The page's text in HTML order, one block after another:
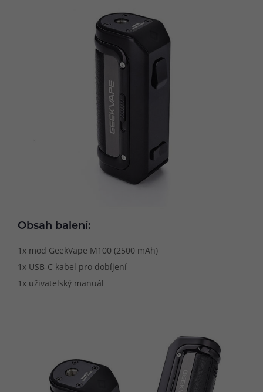
Obsah balení:
1x mod GeekVape M100 (2500 mAh)
1x USB-C kabel pro dobíjení
1x uživatelský manuál